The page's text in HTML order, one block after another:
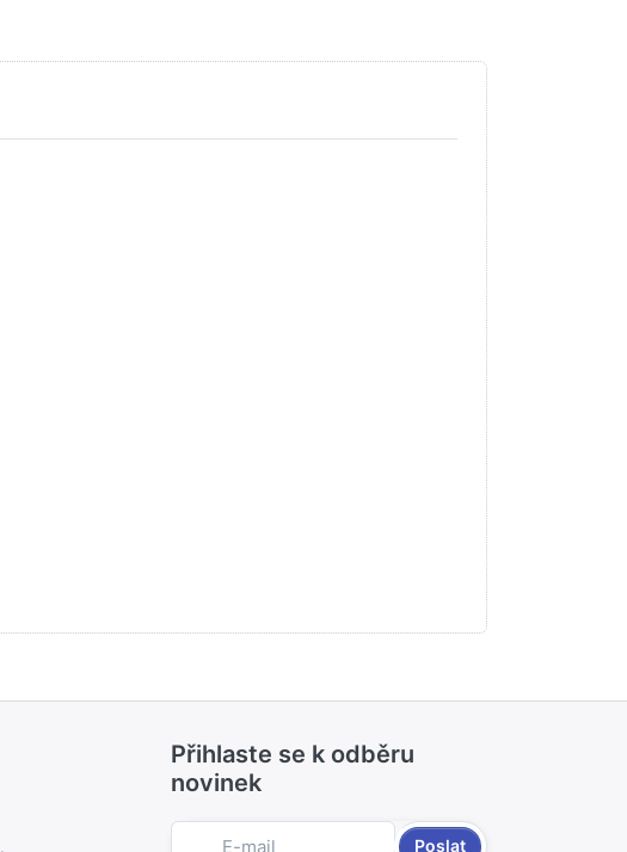
Přihlaste se k odběru
novinek
Poslat